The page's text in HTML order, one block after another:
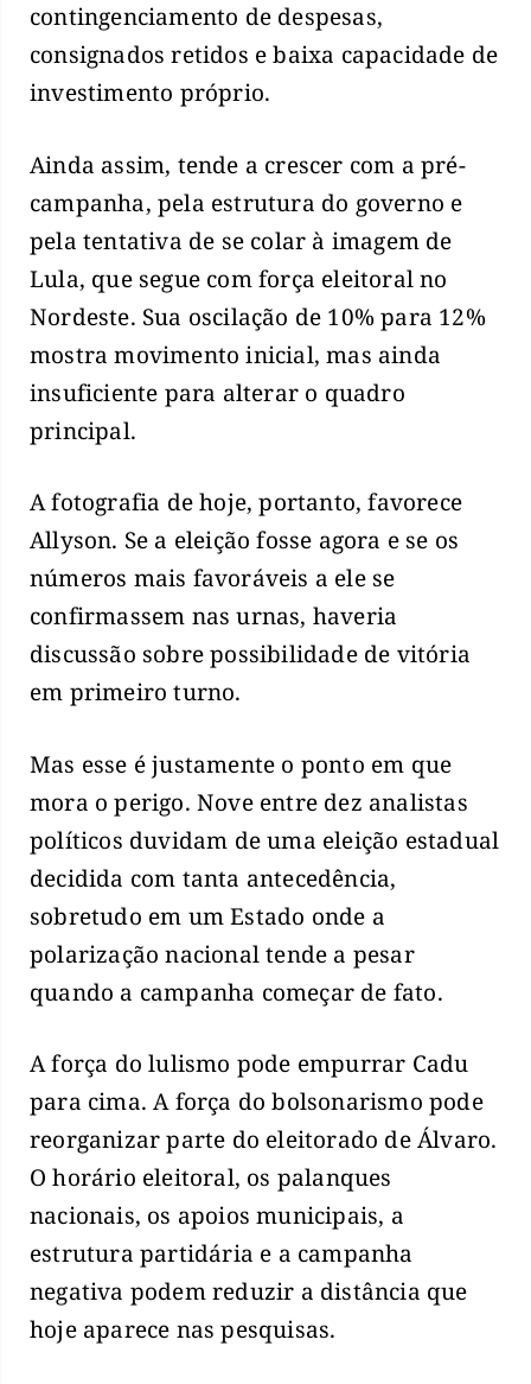
contingenciamento de despesas,
consignados retidos e baixa capacidade de
investimento próprio.
Ainda assim, tende a crescer com a pré-
campanha, pela estrutura do governo e
pela tentativa de se colar à imagem de
Lula, que segue com força eleitoral no
Nordeste. Sua oscilação de 10% para 12%
mostra movimento inicial, mas ainda
insuficiente para alterar o quadro
principal.
A fotografia de hoje, portanto, favorece
Allyson. Se a eleição fosse agora e se os
números mais favoráveis a ele se
confirmassem nas urnas, haveria
discussão sobre possibilidade de vitória
em primeiro turno.
Mas esse é justamente o ponto em que
mora o perigo. Nove entre dez analistas
políticos duvidam de uma eleição estadual
decidida com tanta antecedência,
sobretudo em um Estado onde a
polarização nacional tende a pesar
quando a campanha começar de fato.
A força do lulismo pode empurrar Cadu
para cima. A força do bolsonarismo pode
reorganizar parte do eleitorado de Álvaro.
O horário eleitoral, os palanques
nacionais, os apoios municipais, a
estrutura partidária e a campanha
negativa podem reduzir a distância que
hoje aparece nas pesquisas.